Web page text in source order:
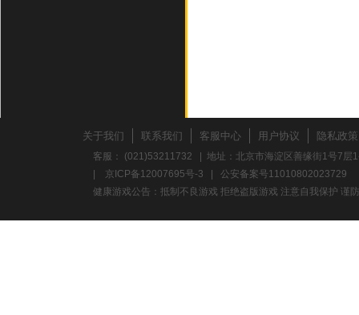
关于我们 联系我们 客服中心 用户协议 隐私政策
客服： (021)53211732 | 地址：北京市海淀区善缘街1号7
京ICP备12007695号-3
公安备案号11010802023729
健康游戏公告：抵制不良游戏 拒绝盗版游戏 注意自我保护 谨